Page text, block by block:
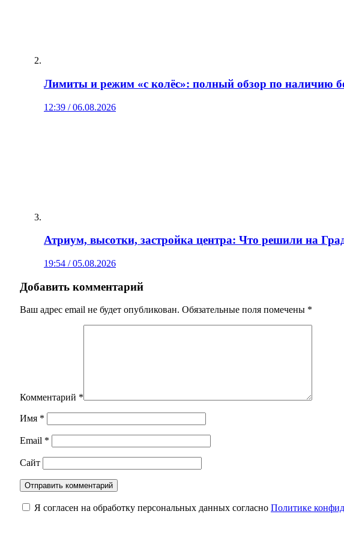
Лимиты и режим «с колёс»: полный обзор по наличию
12:39 / 06.08.2026
Атриум, высотки, застройка центра: Что решили на
19:54 / 05.08.2026
Добавить комментарий
Ваш адрес email не будет опубликован. Обязательные поля помечены *
Комментарий *
Имя *
Email *
Сайт
Я согласен на обработку персональных данных согласно Политике